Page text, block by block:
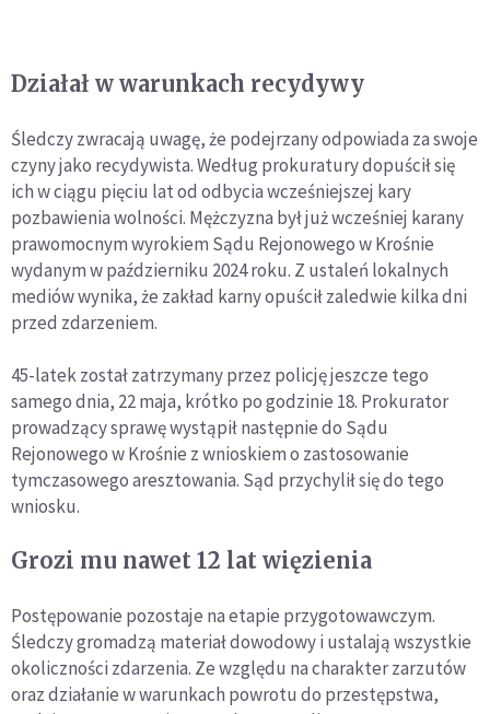
Działał w warunkach recydywy
Śledczy zwracają uwagę, że podejrzany odpowiada za swoje
czyny jako recydywista. Według prokuratury dopuścił się
ich w ciągu pięciu lat od odbycia wcześniejszej kary
pozbawienia wolności. Mężczyzna był już wcześniej karany
prawomocnym wyrokiem Sądu Rejonowego w Krośnie
wydanym w październiku 2024 roku. Z ustaleń lokalnych
mediów wynika, że zakład karny opuścił zaledwie kilka dni
przed zdarzeniem.
45-latek został zatrzymany przez policję jeszcze tego
samego dnia, 22 maja, krótko po godzinie 18. Prokurator
prowadzący sprawę wystąpił następnie do Sądu
Rejonowego w Krośnie z wnioskiem o zastosowanie
tymczasowego aresztowania. Sąd przychylił się do tego
wniosku.
Grozi mu nawet 12 lat więzienia
Postępowanie pozostaje na etapie przygotowawczym.
Śledczy gromadzą materiał dowodowy i ustalają wszystkie
okoliczności zdarzenia. Ze względu na charakter zarzutów
oraz działanie w warunkach powrotu do przestępstwa,